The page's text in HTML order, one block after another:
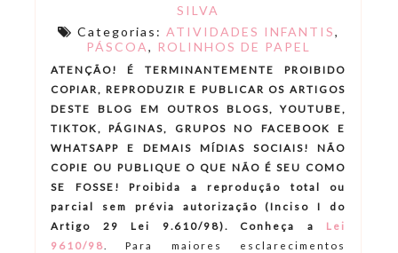
SILVA
Categorias: ATIVIDADES INFANTIS,
PÁSCOA, ROLINHOS DE PAPEL
ATENÇÃO! É TERMINANTEMENTE PROIBIDO
COPIAR, REPRODUZIR E PUBLICAR OS ARTIGOS
DESTE BLOG EM OUTROS BLOGS, YOUTUBE,
TIKTOK, PÁGINAS, GRUPOS NO FACEBOOK E
WHATSAPP E DEMAIS MÍDIAS SOCIAIS! NÃO
COPIE OU PUBLIQUE O QUE NÃO É SEU COMO
SE FOSSE! Proibida a reprodução total ou
parcial sem prévia autorização (Inciso I do
Artigo 29 Lei 9.610/98). Conheça a
Lei
9610/98
Para maiores esclarecimentos